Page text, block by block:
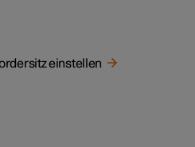
einstellen